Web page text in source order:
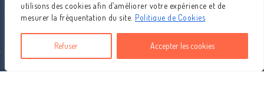
utilisons des cookies afin d’améliorer votre expérience et de
mesurer la fréquentation du site. Politique de Cookies
Refuser Accepter les cookies